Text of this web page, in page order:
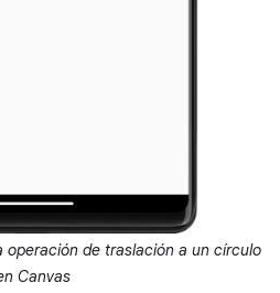
operación de traslación a un círculo
Canvas